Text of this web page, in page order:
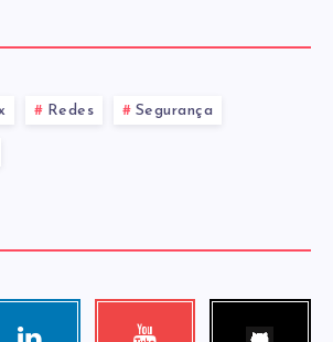
Redes Segurança
Youtube